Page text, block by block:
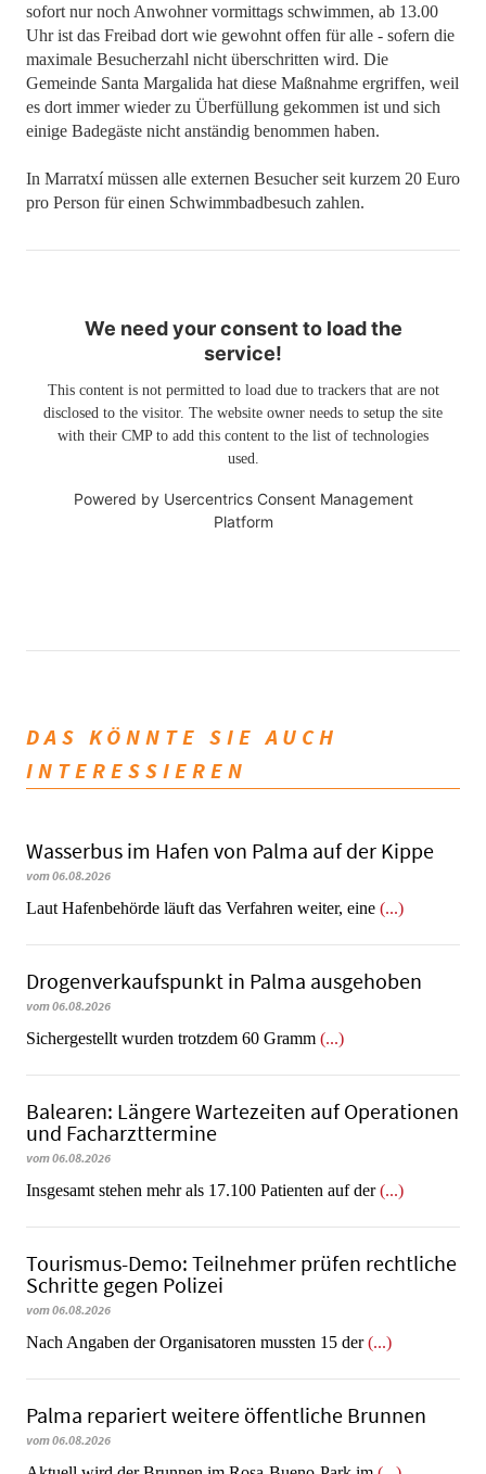
sofort nur noch Anwohner vormittags schwimmen, ab 13.00
Uhr ist das Freibad dort wie gewohnt offen für alle - sofern die
maximale Besucherzahl nicht überschritten wird. Die
Gemeinde Santa Margalida hat diese Maßnahme ergriffen, weil
es dort immer wieder zu Überfüllung gekommen ist und sich
einige Badegäste nicht anständig benommen haben.
In Marratxí müssen alle externen Besucher seit kurzem 20 Euro
pro Person für einen Schwimmbadbesuch zahlen.
We need your consent to load the
service!
This content is not permitted to load due to trackers that are not
disclosed to the visitor. The website owner needs to setup the site
with their CMP to add this content to the list of technologies
used.
Powered by Usercentrics Consent Management
Platform
DAS KÖNNTE SIE AUCH
INTERESSIEREN
Wasserbus im Hafen von Palma auf der Kippe
vom 06.08.2026
Laut Hafenbehörde läuft das Verfahren weiter, eine (...)
Drogenverkaufspunkt in Palma ausgehoben
vom 06.08.2026
​​​​​​​Sichergestellt wurden trotzdem 60 Gramm (...)
Balearen: Längere Wartezeiten auf Operationen
und Facharzttermine
vom 06.08.2026
Insgesamt stehen mehr als 17.100 Patienten auf der(...)
Tourismus-Demo: Teilnehmer prüfen rechtliche
Schritte gegen Polizei
vom 06.08.2026
Nach Angaben der Organisatoren mussten 15 der(...)
Palma repariert weitere öffentliche Brunnen
vom 06.08.2026